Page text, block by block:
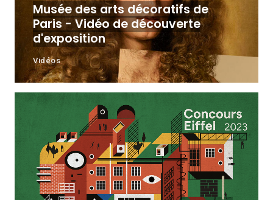
Musée des arts décoratifs de
Paris - Vidéo de découverte
d'exposition
Vidéos